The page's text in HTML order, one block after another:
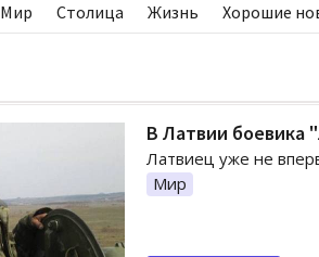
Мир Столица Жизнь Хорошие
В Латвии боевика
Латвиец уже не
Мир